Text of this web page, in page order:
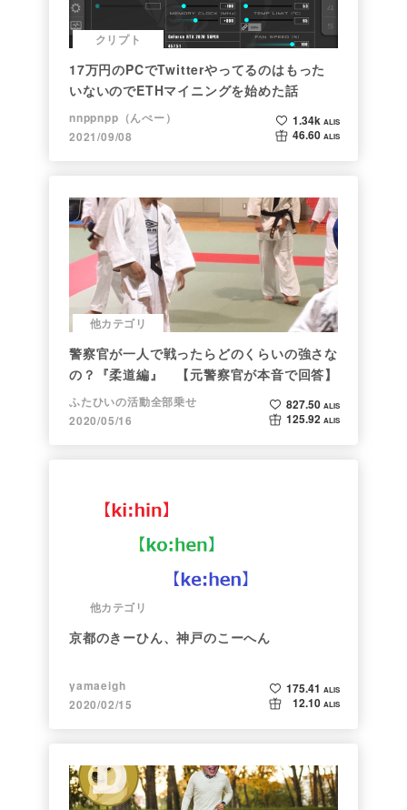
クリプト
17万円のPCでTwitterやってるのはもった
いないのでETHマイニングを始めた話
nnppnpp（んぺー）
2021/09/08
1.34k ALIS
46.60 ALIS
他カテゴリ
警察官が一人で戦ったらどのくらいの強さな
の？『柔道編』 【元警察官が本音で回答】
ふたひいの活動全部乗せ
2020/05/16
827.50 ALIS
125.92 ALIS
他カテゴリ
京都のきーひん、神戸のこーへん
yamaeigh
2020/02/15
175.41 ALIS
12.10 ALIS